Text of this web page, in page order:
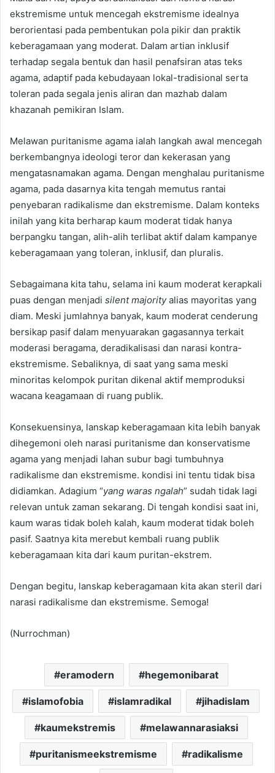
ekstremisme untuk mencegah ekstremisme idealnya
berorientasi pada pembentukan pola pikir dan praktik
keberagamaan yang moderat. Dalam artian inklusif
terhadap segala bentuk dan hasil penafsiran atas teks
agama, adaptif pada kebudayaan lokal-tradisional serta
toleran pada segala jenis aliran dan mazhab dalam
khazanah pemikiran Islam.
Melawan puritanisme agama ialah langkah awal mencegah
berkembangnya ideologi teror dan kekerasan yang
mengatasnamakan agama. Dengan menghalau puritanisme
agama, pada dasarnya kita tengah memutus rantai
penyebaran radikalisme dan ekstremisme. Dalam konteks
inilah yang kita berharap kaum moderat tidak hanya
berpangku tangan, alih-alih terlibat aktif dalam kampanye
keberagamaan yang toleran, inklusif, dan pluralis.
Sebagaimana kita tahu, selama ini kaum moderat kerapkali
puas dengan menjadi silent majorityalias mayoritas yang
diam. Meski jumlahnya banyak, kaum moderat cenderung
bersikap pasif dalam menyuarakan gagasannya terkait
moderasi beragama, deradikalisasi dan narasi kontra-
ekstremisme. Sebaliknya, di saat yang sama meski
minoritas kelompok puritan dikenal aktif memproduksi
wacana keagamaan di ruang publik.
Konsekuensinya, lanskap keberagamaan kita lebih banyak
dihegemoni oleh narasi puritanisme dan konservatisme
agama yang menjadi lahan subur bagi tumbuhnya
radikalisme dan ekstremisme. kondisi ini tentu tidak bisa
didiamkan. Adagium “yang waras ngalah” sudah tidak lagi
relevan untuk zaman sekarang. Di tengah kondisi saat ini,
kaum waras tidak boleh kalah, kaum moderat tidak boleh
pasif. Saatnya kita merebut kembali ruang publik
keberagamaan kita dari kaum puritan-ekstrem.
Dengan begitu, lanskap keberagamaan kita akan steril dari
narasi radikalisme dan ekstremisme. Semoga!
(Nurrochman)
eramodern hegemonibarat
islamofobia islamradikal jihadislam
kaumekstremis melawannarasiaksi
puritanismeekstremisme radikalisme